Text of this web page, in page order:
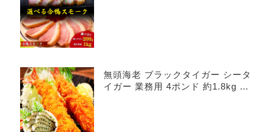
無頭海老 ブラックタイガー シータ
イガー 業務用 4ポンド 約1.8kg 海